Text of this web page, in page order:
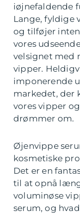
iøjnefaldende
Lange, fyldige
og tilføjer
vores
velsignet med
vipper.
imponerende
markedet, der
vores vipper
drømmer om.
Øjenvippe
kosmetiske
Det er en
til at opnå
voluminøse
serum, og